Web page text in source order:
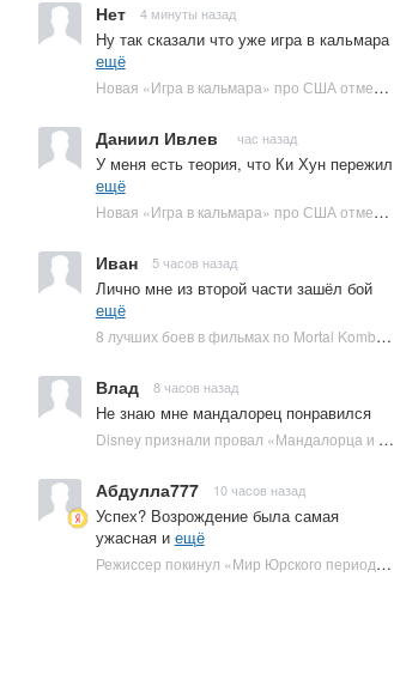
Нет 4 минуты назад
Ну так сказали что уже игра в кальмара
ещё
Новая «Игра в кальмара» про США отменена | Plugged In Ru
Даниил Ивлев час назад
У меня есть теория, что Ки Хун пережил
ещё
Новая «Игра в кальмара» про США отменена | Plugged In Ru
Иван 5 часов назад
Лично мне из второй части зашёл бой
ещё
8 лучших боев в фильмах по Mortal Kombat: от «Смертельной битвы» до «Мортал Комбат 2» | Plugged In Ru
Влад 8 часов назад
Не знаю мне мандалорец понравился
Disney признали провал «Мандалорца и Грогу» и еще одной новинки | Plugged In Ru
Абдулла777 10 часов назад
Успех? Возрождение была самая
ужасная и ещё
Режиссер покинул «Мир Юрского периода 5» | Plugged In Ru